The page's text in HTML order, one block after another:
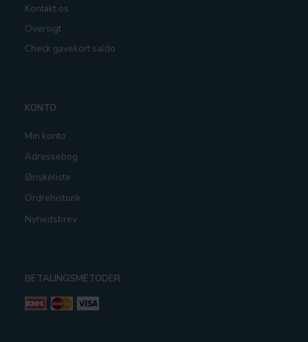
Kontakt os
Oversigt
Check gavekort saldo
KONTO
Min konto
Adressebog
Ønskeliste
Ordrehistorik
Nyhedsbrev
BETALINGSMETODER